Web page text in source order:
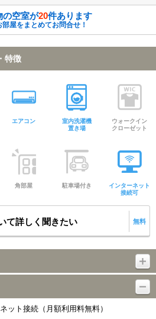
の空室が20件あります
屋をまとめてお問合せ！
特徴
エアコン
室内洗濯機
置き場
ウォークイン
クローゼット
角部屋 駐車場付き
インターネット
接続可
て詳しく聞きたい 無料
ット接続（月額利用料無料）